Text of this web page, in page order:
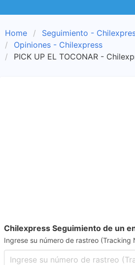
Home
Seguimiento -
Opiniones - Chilexpress
PICK UP EL TOCONAR -
Chilexpress Seguimiento de un
Ingrese su número de rastreo (Tracking